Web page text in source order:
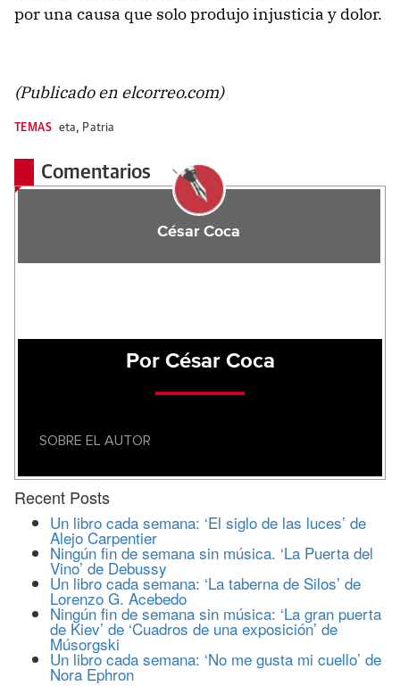
por una causa que solo produjo injusticia y dolor.
(Publicado en elcorreo.com)
TEMAS eta, Patria
Comentarios
César Coca
Por César Coca
SOBRE EL AUTOR
Recent Posts
Un libro cada semana: ‘El siglo de las luces’ de
Alejo Carpentier
Ningún fin de semana sin música. ‘La Puerta del
Vino’ de Debussy
Un libro cada semana: ‘La taberna de Silos’ de
Lorenzo G. Acebedo
Ningún fin de semana sin música: ‘La gran puerta
de Kiev’ de ‘Cuadros de una exposición’ de
Músorgski
Un libro cada semana: ‘No me gusta mi cuello’ de
Nora Ephron